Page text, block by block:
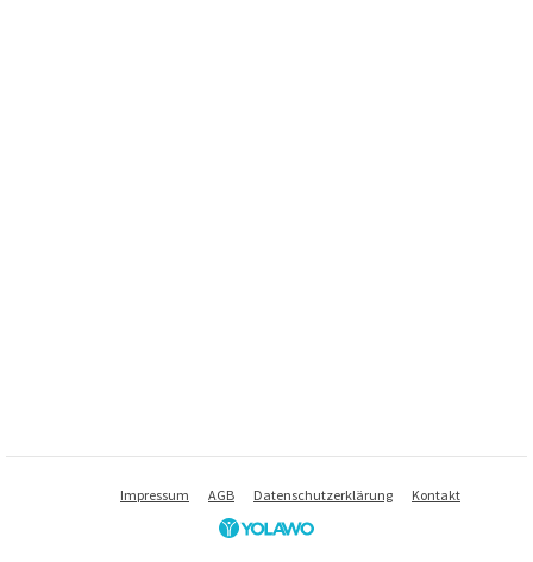
Impressum AGB Datenschutzerklärung Kontakt